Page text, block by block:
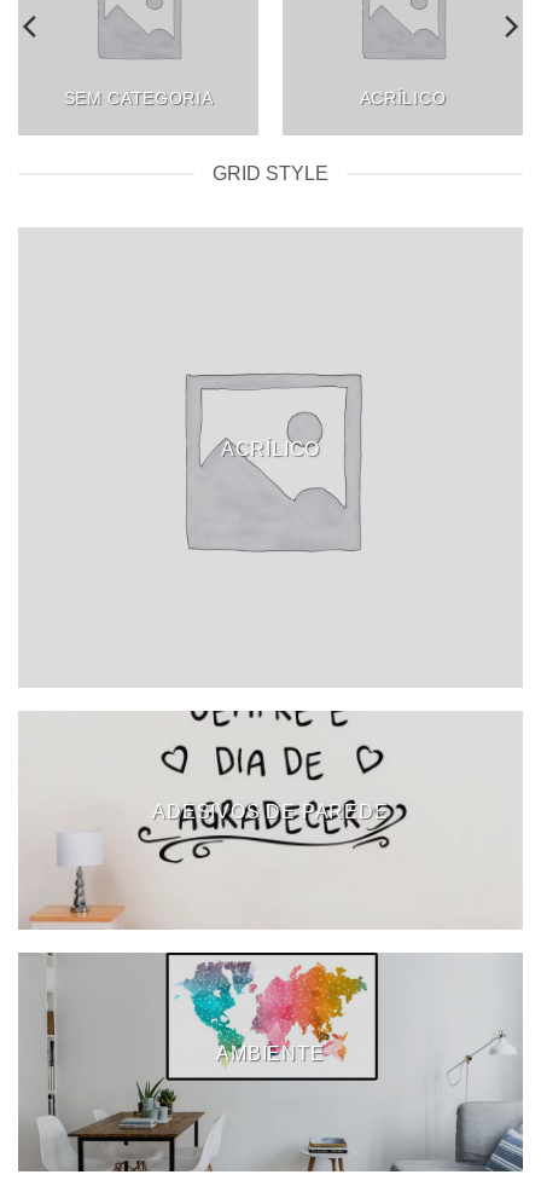
SEM CATEGORIA ACRÍLICO
GRID STYLE
ACRÍLICO
ADESIVOS DE PAREDE
AMBIENTE